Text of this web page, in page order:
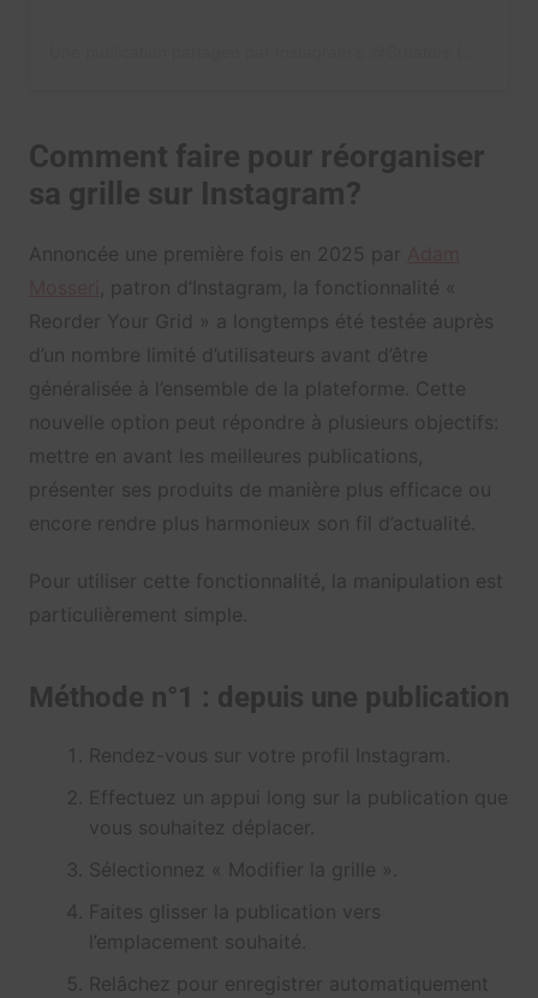
Comment faire pour réorganiser
sa grille sur Instagram?
Annoncée une première fois en 2025 par
, patron d’Instagram, la fonctionnalité «
Reorder Your Grid » a longtemps été testée auprès
d’un nombre limité d’utilisateurs avant d’être
généralisée à l’ensemble de la plateforme. Cette
nouvelle option peut répondre à plusieurs objectifs:
mettre en avant les meilleures publications,
présenter ses produits de manière plus efficace ou
encore rendre plus harmonieux son fil d’actualité.
Pour utiliser cette fonctionnalité, la manipulation est
particulièrement simple.
Méthode n°1 : depuis une publication
Rendez-vous sur votre profil Instagram.
Effectuez un appui long sur la publication que
vous souhaitez déplacer.
Sélectionnez « Modifier la grille ».
Faites glisser la publication vers
l’emplacement souhaité.
Relâchez pour enregistrer automatiquement